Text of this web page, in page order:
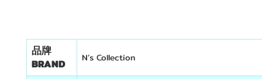
品牌
BRAND
N’s Collection